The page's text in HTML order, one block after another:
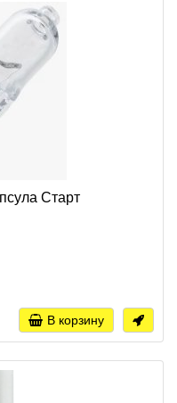
Старт
В корзину